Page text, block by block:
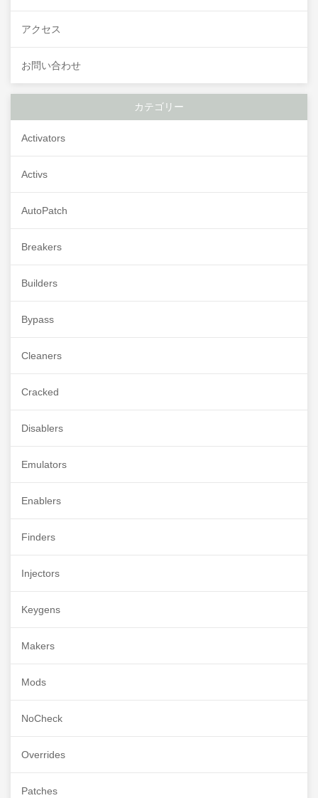
アクセス
お問い合わせ
カテゴリー
Activators
Activs
AutoPatch
Breakers
Builders
Bypass
Cleaners
Cracked
Disablers
Emulators
Enablers
Finders
Injectors
Keygens
Makers
Mods
NoCheck
Overrides
Patches